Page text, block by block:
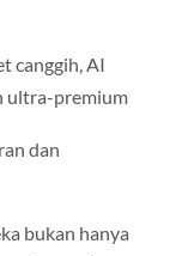
canggih, AI
ultra-premium
dan
bukan hanya